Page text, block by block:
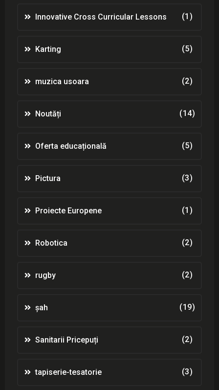
Innovative Cross Curricular Lessons (1)
Karting (5)
muzica usoara (2)
Noutăți (14)
Oferta educațională (5)
Pictura (3)
Proiecte Europene (1)
Robotica (2)
rugby (2)
șah (19)
Sanitarii Pricepuți (2)
tapiserie-tesatorie (3)